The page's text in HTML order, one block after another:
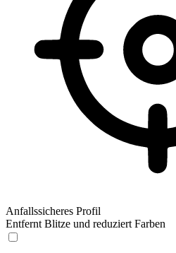
Anfallssicheres Profil
Entfernt Blitze und reduziert Farben